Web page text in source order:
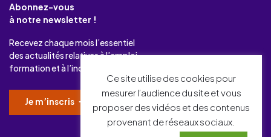
Abonnez-vous
à notre newsletter !
Recevez chaque mois l’essentiel
des actualités relatives à l’emploi-
formation et à l’industrie.
Je m’inscris
Ce site utilise des cookies pour
mesurer l’audience du site et vous
proposer des vidéos et des contenus
provenant de réseaux sociaux.